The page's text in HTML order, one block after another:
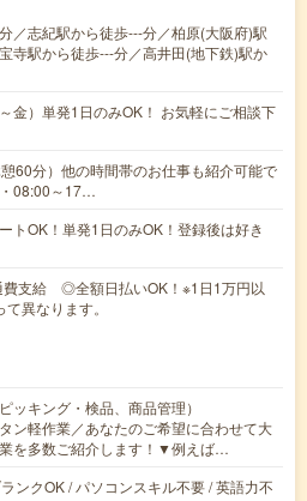
／志紀駅から徒歩---分／柏原(大阪府)駅
寺駅から徒歩---分／高井田(地下鉄)駅か
金）単発1日のみOK！ お気軽にご相談下
60分）他の時間帯のお仕事も紹介可能で
08:00～17…
トOK！単発1日のみOK！登録後は好き
費支給 ◎全額日払いOK！※1日1万円以
異なります。
ッキング・検品、商品管理）
ン軽作業／あなたのご希望に合わせて大
を多数ご紹介します！▼例えば…
ンクOK / パソコンスキル不要 / 英語力不